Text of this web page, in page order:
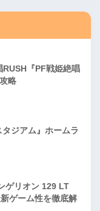
『PF戦姫絶唱
略
タジアム』ホームラ
ゲリオン 129 LT
ゲーム性を徹底解